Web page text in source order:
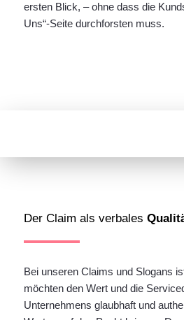
ersten Blick, – ohne dass die
Uns“-Seite durchforsten muss.
Der Claim als verbales
Bei unseren Claims und Slogans
möchten den Wert und die
Unternehmens glaubhaft und